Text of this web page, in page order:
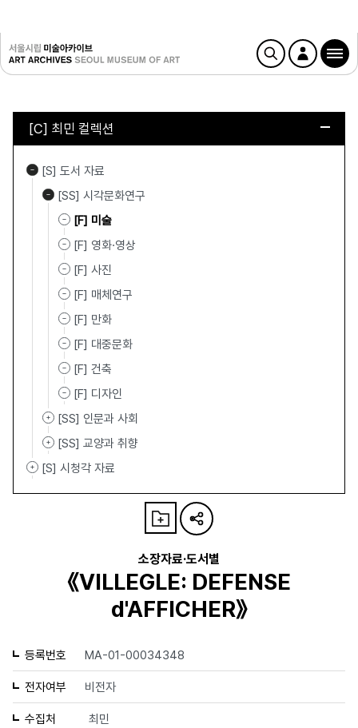
[C] 최민 컬렉션
[S] 도서 자료
[SS] 시각문화연구
[F] 미술
[F] 영화·영상
[F] 사진
[F] 매체연구
[F] 만화
[F] 대중문화
[F] 건축
[F] 디자인
[SS] 인문과 사회
[SS] 교양과 취향
[S] 시청각 자료
소장자료·도서별
《VILLEGLE: DEFENSE
d'AFFICHER》
등록번호 MA-01-00034348
전자여부 비전자
수집처 최민